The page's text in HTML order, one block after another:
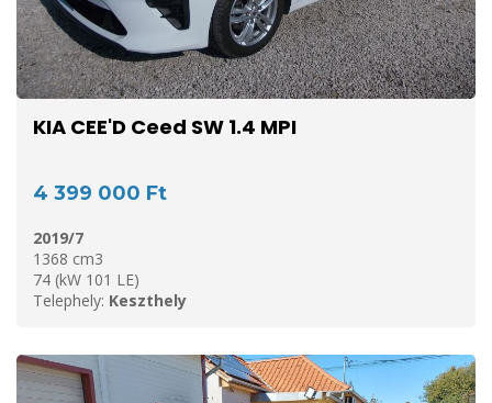
KIA CEE'D Ceed SW 1.4 MPI
4 399 000 Ft
2019/7
1368 cm3
74 (kW 101 LE)
Telephely: Keszthely